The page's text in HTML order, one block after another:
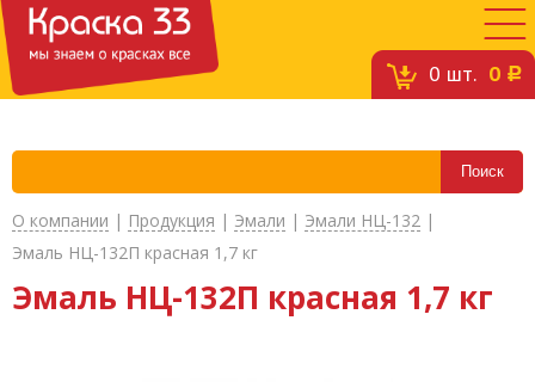
0 шт. 0 c
О компании | Продукция | Эмали | Эмали НЦ-132 |
Эмаль НЦ-132П красная 1,7 кг
Эмаль НЦ-132П красная 1,7 кг